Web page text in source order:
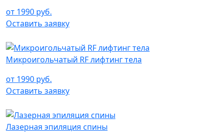
от 1990 руб.
Оставить заявку
Микроигольчатый RF лифтинг тела
от 1990 руб.
Оставить заявку
Лазерная эпиляция спины